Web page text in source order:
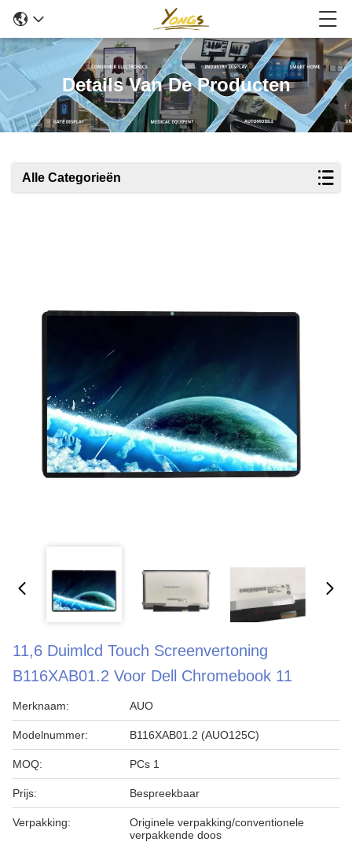
Details Van De Producten
Alle Categorieën
11,6 Duimlcd Touch Screenvertoning
B116XAB01.2 Voor Dell Chromebook 11
Merknaam: AUO
Modelnummer: B116XAB01.2 (AUO125C)
MOQ: PCs 1
Prijs: Bespreekbaar
Verpakking:
Originele verpakking/conventionele
verpakkende doos